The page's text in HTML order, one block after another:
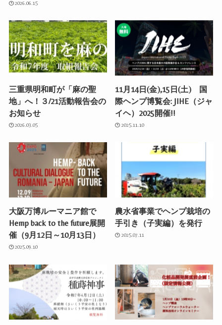
2026.06.15
三重県明和町が「麻の聖
地」へ！３/21活動報告会の
お知らせ
2026.03.05
11月14日(金),15日(土) 国
際ヘンプ博覧会: JIHE（ジャ
イヘ）2025開催!!
2025.11.10
大阪万博ルーマニア館で
Hemp back to the future展開
催（9月12日～10月13日）
2025.09.10
農水省事業でヘンプ栽培の
手引き（子実編）を発行
2025.07.11